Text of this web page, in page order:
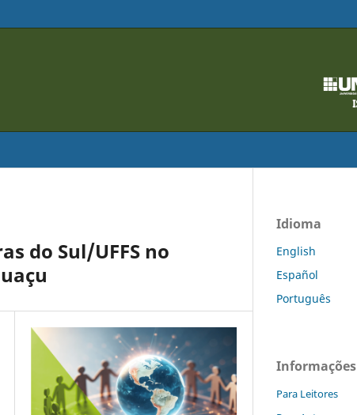
do Sul/UFFS no
Idioma
English
Español
Português
Informações
Para Leitores